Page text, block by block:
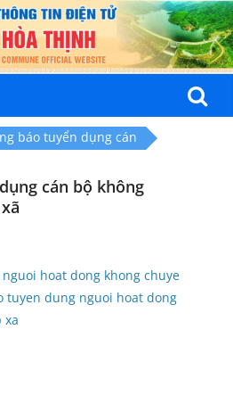
báo tuyển dụng cán
cán bộ không
hoat dong khong chuye
tuyen dung nguoi hoat dong
xa